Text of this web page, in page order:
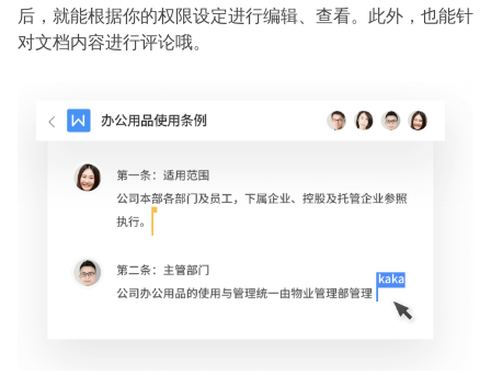
后，就能根据你的权限设定进行编辑、查看。此外，也能针
对文档内容进行评论哦。